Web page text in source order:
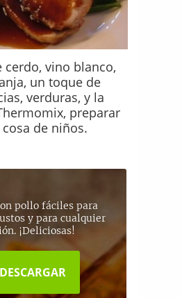
cerdo, vino blanco,
un toque de
verduras, y la
preparar
de niños.
pollo fáciles para
y para cualquier
¡Deliciosas!
DESCARGAR